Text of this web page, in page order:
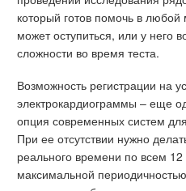
который готов помочь в
может оступиться, или у него
сложности во время теста.
Возможность регистрации на
электрокардиограммы – еще
опция современных систем
При ее отсутствии нужно
реального времени по всем
максимальной